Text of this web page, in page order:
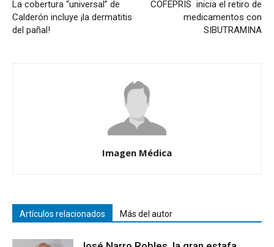
La cobertura “universal” de
Calderón incluye ¡la dermatitis
del pañal!
COFEPRIS inicia el retiro de
medicamentos con
SIBUTRAMINA
Imagen Médica
Artículos relacionados Más del autor